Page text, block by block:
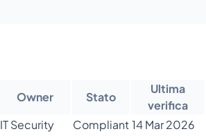
Owner Stato
Ultima
verifica
IT Security Compliant14 Mar 2026